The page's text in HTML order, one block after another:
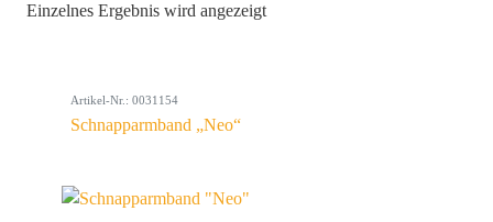
Farbe
Einzelnes Ergebnis wird angezeigt
Artikel-Nr.: 0031154
Schnapparmband „Neo“